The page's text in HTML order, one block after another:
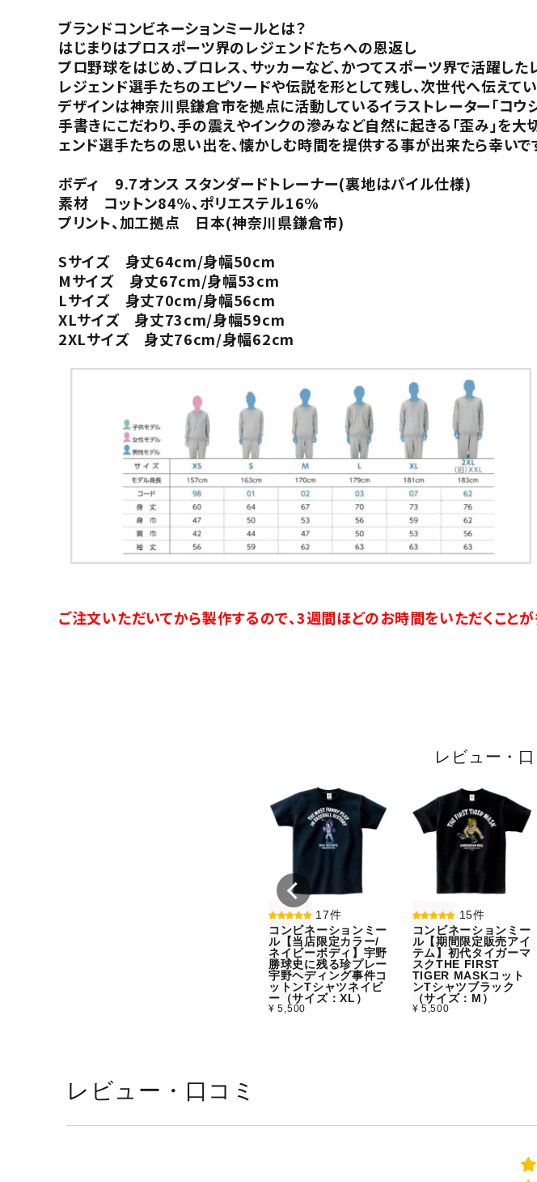
ブランドコンビネーションミールとは？
はじまりはプロスポーツ界のレジェンドたちへの恩返し
プロ野球をはじめ、プロレス、サッカーなど、かつてスポーツ界で活躍し
レジェンド選手たちのエピソードや伝説を形として残し、次世代へ伝えて
デザインは神奈川県鎌倉市を拠点に活動しているイラストレーター「コウ
手書きにこだわり、手の震えやインクの滲みなど自然に起きる「歪み」を
ェンド選手たちの思い出を、懐かしむ時間を提供する事が出来たら幸いで
ボディ 9.7オンス スタンダードトレーナー(裏地はパイル仕様)
素材 コットン84%、ポリエステル16%
プリント、加工拠点 日本(神奈川県鎌倉市)
Sサイズ 身丈64cm/身幅50cm
Mサイズ 身丈67cm/身幅53cm
Lサイズ 身丈70cm/身幅56cm
XLサイズ 身丈73cm/身幅59cm
2XLサイズ 身丈76cm/身幅62cm
ご注文いただいてから製作するので、3週間ほどのお時間をいただくことが
レビュー・
17件
コンビネーションミー
ル【当店限定カラー/
ネイビーボディ】宇野
勝球史に残る珍プレー
宇野ヘディング事件コ
ットンTシャツネイビ
ー（サイズ：XL）
¥ 5,500
15件
コンビネーションミー
ル【期間限定販売アイ
テム】初代タイガーマ
スクTHE FIRST
TIGER MASKコット
ンTシャツブラック
（サイズ：M）
¥ 5,500
レビュー・口コミ